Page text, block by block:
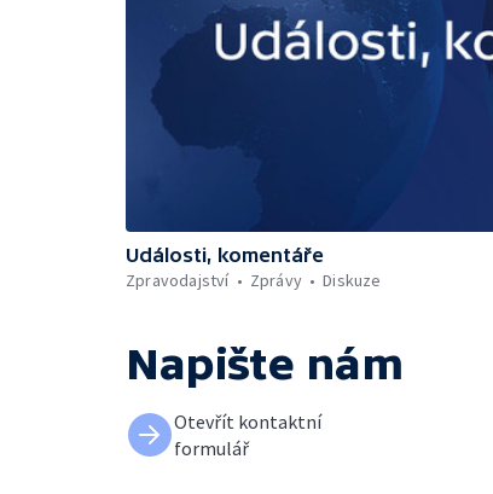
Události, komentáře
Zpravodajství
Zprávy Diskuze
Napište nám
Otevřít kontaktní
formulář